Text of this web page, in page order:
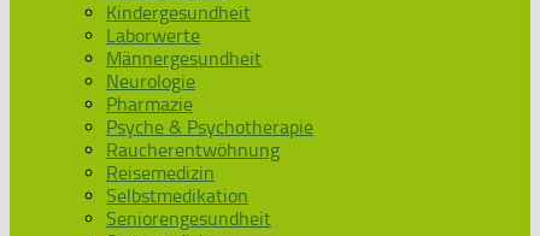
Kindergesundheit
Laborwerte
Männergesundheit
Neurologie
Pharmazie
Psyche & Psychotherapie
Raucherentwöhnung
Reisemedizin
Selbstmedikation
Seniorengesundheit